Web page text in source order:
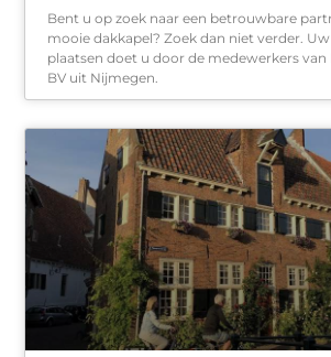
Bent u op zoek naar een betrouwbare
mooie dakkapel? Zoek dan niet verder.
plaatsen doet u door de medewerkers
BV uit Nijmegen.